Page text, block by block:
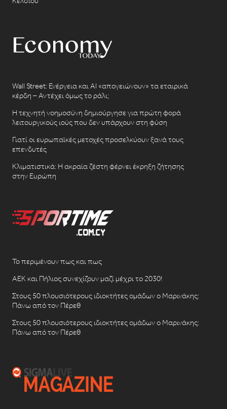
Wall Street: Ενέργεια και AI «απογειώνουν» τα εταιρικά
κέρδη – Αντέχει όμως το ράλι;
Η τεχνητή νοημοσύνη δημιούργησε για πρώτη φορά
λειτουργικούς ιούς που δεν υπάρχουν στη φύση
Γιατί οι ευρωπαϊκές μετοχές προσελκύουν ξανά τους
επενδυτές
Κλιματιστικά: Η ακραία ζέστη φέρνει έκρηξη ζήτησης
στην Ευρώπη
Το περιμένουν πως και πως
ΑΕΚ και Πήλιος συνεχίζουν μαζί μέχρι το 2030!
Στους 50 πλουσιότερους ιδιοκτήτες ομάδων ο Μαρινάκης:
Πάνω από τον Πέρεθ
Στους 50 πλουσιότερους ιδιοκτήτες ομάδων ο Μαρινάκης:
Πάνω από τον Πέρεθ